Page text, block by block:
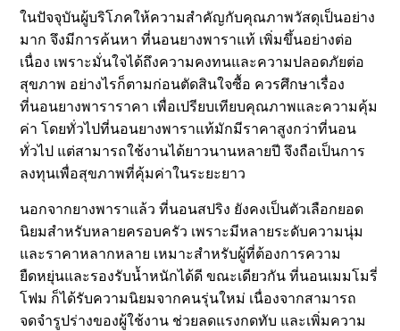
ในปัจจุบันผู้บริโภคให้ความสำคัญกับคุณภาพวัสดุเป็นอย่าง
มาก จึงมีการค้นหา ที่นอนยางพาราแท้ เพิ่มขึ้นอย่างต่อ
เนื่อง เพราะมั่นใจได้ถึงความคงทนและความปลอดภัยต่อ
สุขภาพ อย่างไรก็ตามก่อนตัดสินใจซื้อ ควรศึกษาเรื่อง
ที่นอนยางพาราราคา เพื่อเปรียบเทียบคุณภาพและความคุ้ม
ค่า โดยทั่วไปที่นอนยางพาราแท้มักมีราคาสูงกว่าที่นอน
ทั่วไป แต่สามารถใช้งานได้ยาวนานหลายปี จึงถือเป็นการ
ลงทุนเพื่อสุขภาพที่คุ้มค่าในระยะยาว
นอกจากยางพาราแล้ว ที่นอนสปริง ยังคงเป็นตัวเลือกยอด
นิยมสำหรับหลายครอบครัว เพราะมีหลายระดับความนุ่ม
และราคาหลากหลาย เหมาะสำหรับผู้ที่ต้องการความ
ยืดหยุ่นและรองรับน้ำหนักได้ดี ขณะเดียวกัน ที่นอนเมมโมรี่
โฟม ก็ได้รับความนิยมจากคนรุ่นใหม่ เนื่องจากสามารถ
จดจำรูปร่างของผู้ใช้งาน ช่วยลดแรงกดทับ และเพิ่มความ